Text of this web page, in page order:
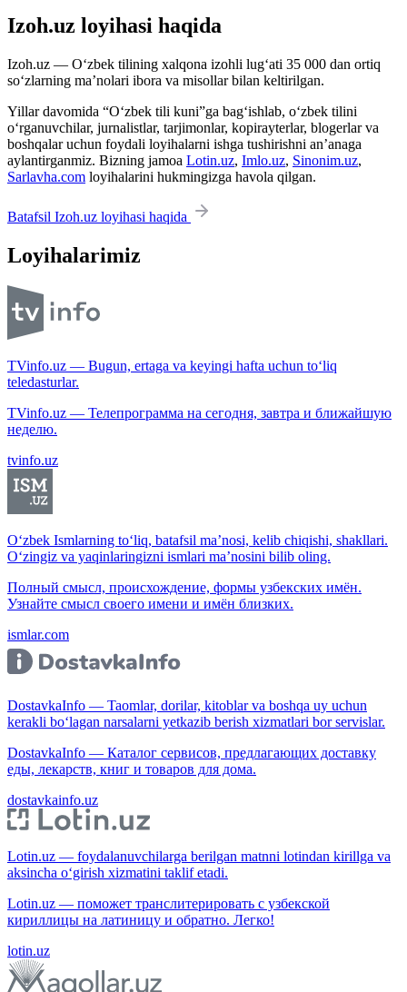
Izoh.uz loyihasi haqida
Izoh.uz — O‘zbek tilining xalqona izohli lug‘ati 35 000 dan ortiq
so‘zlarning ma’nolari ibora va misollar bilan keltirilgan.
Yillar davomida “O‘zbek tili kuni”ga bag‘ishlab, o‘zbek tilini
o‘rganuvchilar, jurnalistlar, tarjimonlar, kopirayterlar, blogerlar va
boshqalar uchun foydali loyihalarni ishga tushirishni an’anaga
aylantirganmiz. Bizning jamoa Lotin.uz, Imlo.uz, Sinonim.uz,
Sarlavha.com loyihalarini hukmingizga havola qilgan.
Batafsil Izoh.uz loyihasi haqida
Loyihalarimiz
TVinfo.uz — Bugun, ertaga va keyingi hafta uchun to‘liq
teledasturlar.
TVinfo.uz — Телепрограмма на сегодня, завтра и ближайшую
неделю.
tvinfo.uz
O‘zbek Ismlarning to‘liq, batafsil ma’nosi, kelib chiqishi, shakllari.
O‘zingiz va yaqinlaringizni ismlari ma’nosini bilib oling.
Полный смысл, происхождение, формы узбекских имён.
Узнайте смысл своего имени и имён близких.
ismlar.com
DostavkaInfo — Taomlar, dorilar, kitoblar va boshqa uy uchun
kerakli bo‘lagan narsalarni yetkazib berish xizmatlari bor servislar.
DostavkaInfo — Каталог сервисов, предлагающих доставку
еды, лекарств, книг и товаров для дома.
dostavkainfo.uz
Lotin.uz — foydalanuvchilarga berilgan matnni lotindan kirillga va
aksincha o‘girish xizmatini taklif etadi.
Lotin.uz — поможет транслитерировать с узбекской
кириллицы на латиницу и обратно. Легко!
lotin.uz